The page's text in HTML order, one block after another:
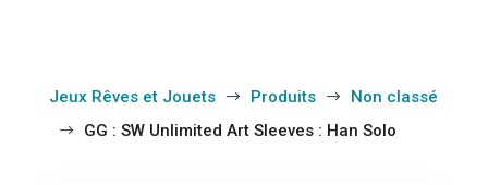
Jeux Rêves et Jouets $ Produits $ Non classé
$ GG : SW Unlimited Art Sleeves : Han Solo